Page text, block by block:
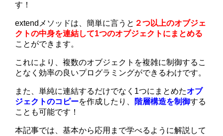
す！
extendメソッドは、簡単に言うと ２つ以上のオブジェ
クトの中身を連結して1つのオブジェクトにまとめる
ことができます。
これにより、複数のオブジェクトを複雑に制御するこ
となく効率の良いプログラミングができるわけです。
また、単純に連結するだけでなく1つにまとめたオブ
ジェクトのコピーを作成したり、 階層構造を制御する
ことも可能です！
本記事では、基本から応用まで学べるように解説して